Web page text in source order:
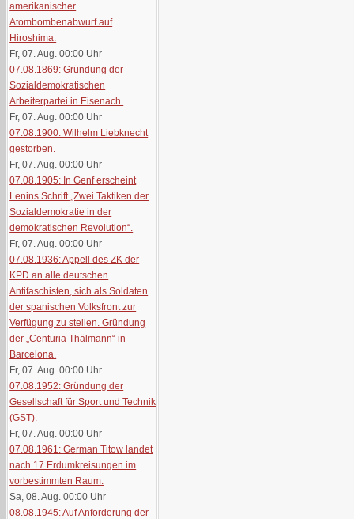
amerikanischer
Atombombenabwurf auf
Hiroshima.
Fr, 07. Aug. 00:00 Uhr
07.08.1869: Gründung der
Sozialdemokratischen
Arbeiterpartei in Eisenach.
Fr, 07. Aug. 00:00 Uhr
07.08.1900: Wilhelm Liebknecht
gestorben.
Fr, 07. Aug. 00:00 Uhr
07.08.1905: In Genf erscheint
Lenins Schrift „Zwei Taktiken der
Sozialdemokratie in der
demokratischen Revolution“.
Fr, 07. Aug. 00:00 Uhr
07.08.1936: Appell des ZK der
KPD an alle deutschen
Antifaschisten, sich als Soldaten
der spanischen Volksfront zur
Verfügung zu stellen. Gründung
der „Centuria Thälmann“ in
Barcelona.
Fr, 07. Aug. 00:00 Uhr
07.08.1952: Gründung der
Gesellschaft für Sport und Technik
(GST).
Fr, 07. Aug. 00:00 Uhr
07.08.1961: German Titow landet
nach 17 Erdumkreisungen im
vorbestimmten Raum.
Sa, 08. Aug. 00:00 Uhr
08.08.1945: Auf Anforderung der